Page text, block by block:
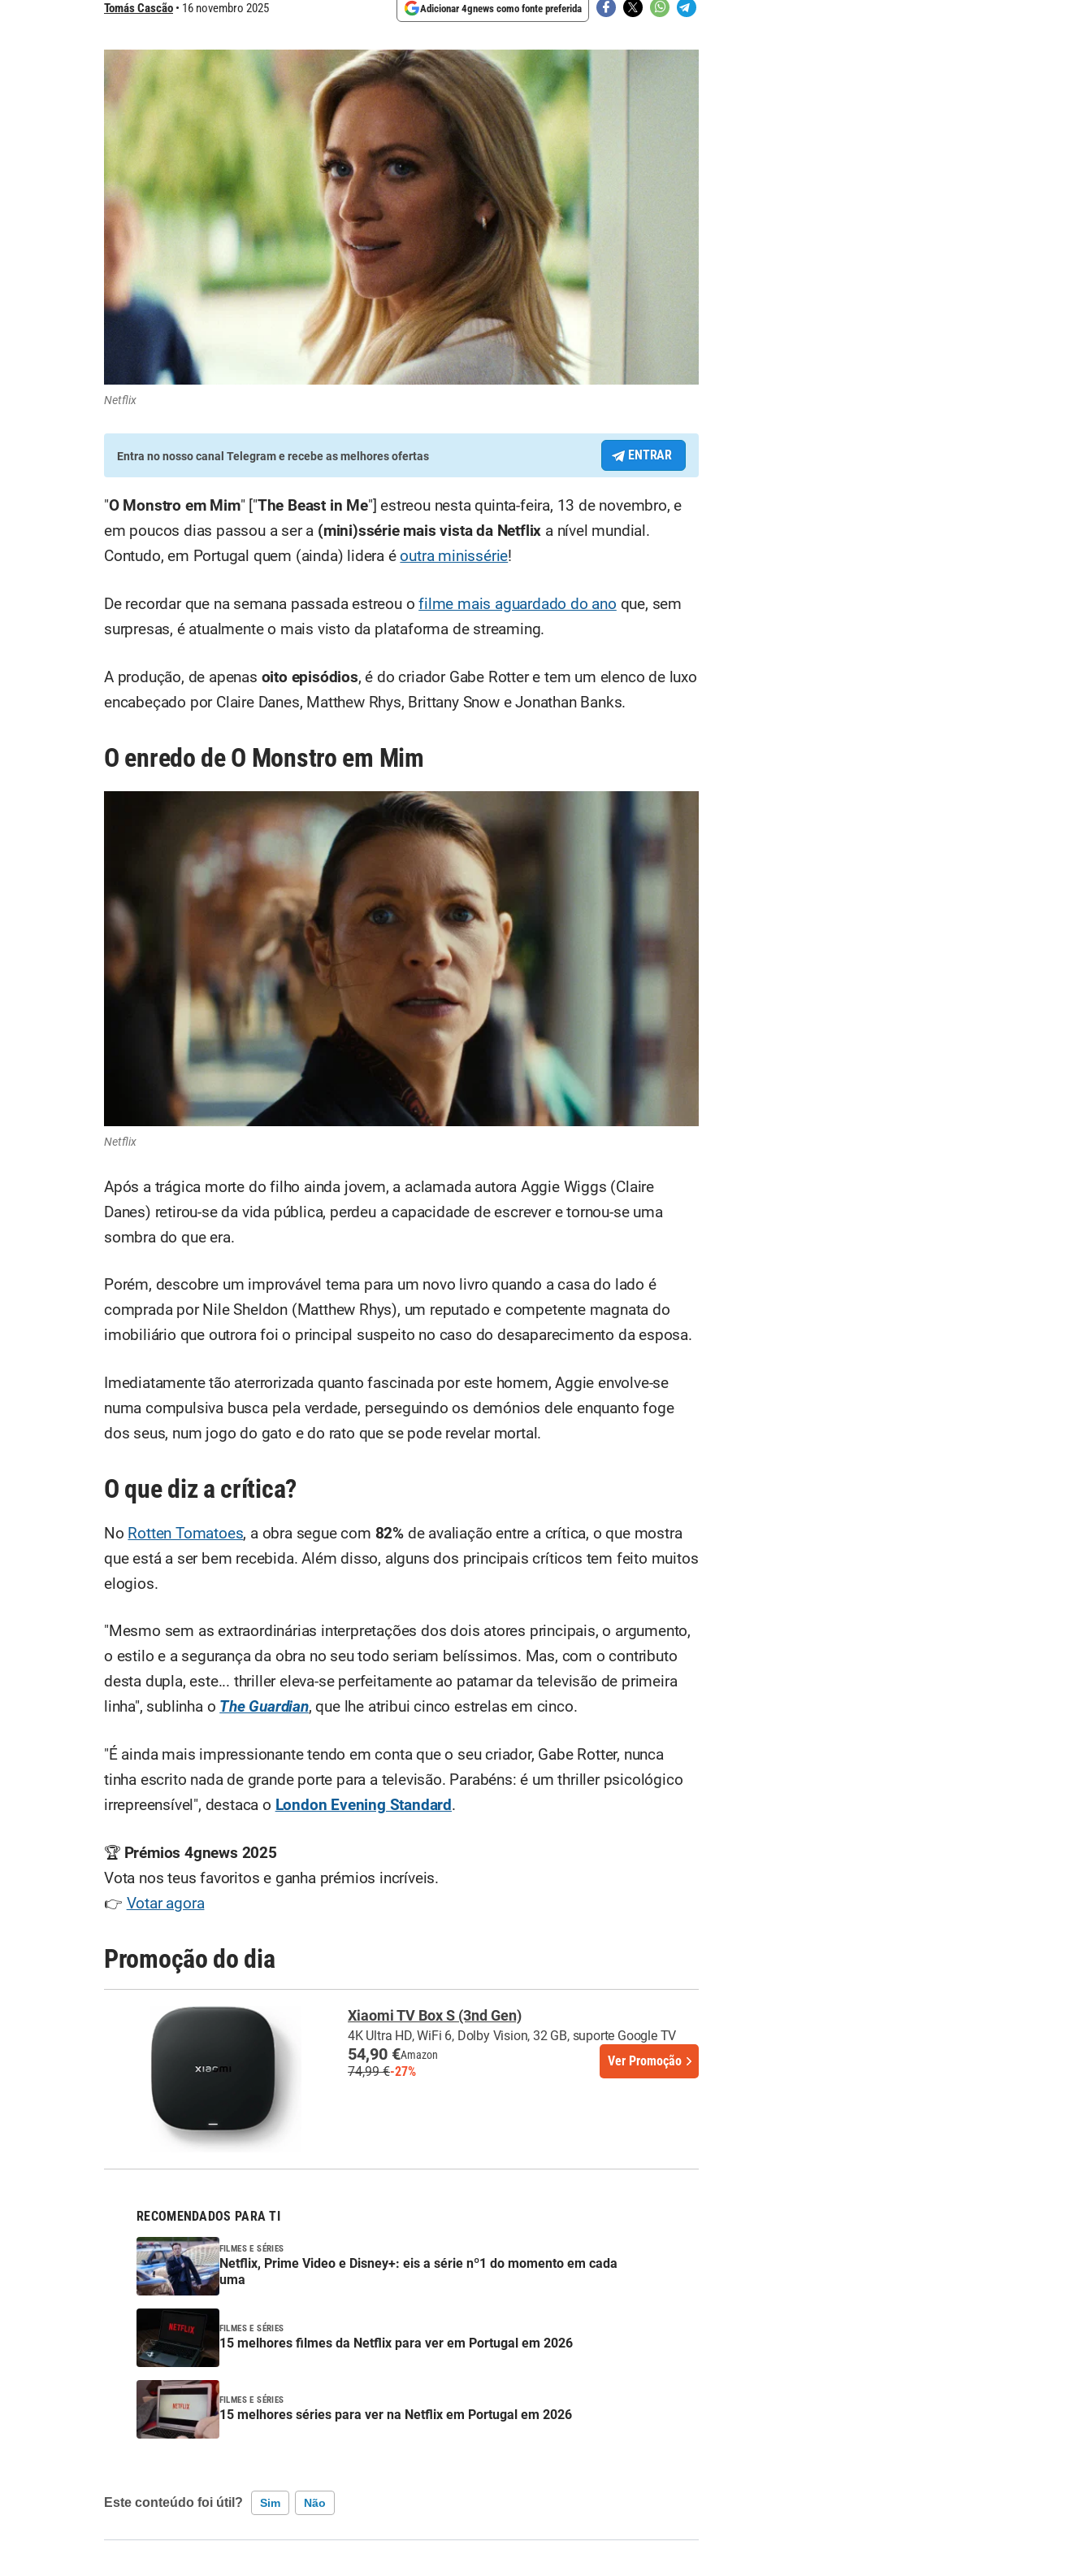
Tomás Cascão 16 novembro 2025 Adicionar 4gnews como fonte preferida
Netflix
Entra no nosso canal Telegrame recebe as melhores ofertas ENTRAR
"O Monstro em Mim" ["The Beast in Me"] estreou nesta quinta-feira, 13 de novembro, e
em poucos dias passou a ser a (mini)ssérie mais vista da Netflix a nível mundial.
Contudo, em Portugal quem (ainda) lidera éoutra minissérie!
De recordar que na semana passada estreou ofilme mais aguardado do ano que, sem
surpresas, é atualmente o mais visto da plataforma de streaming.
A produção, de apenas oito episódios, é do criador Gabe Rotter e tem um elenco de luxo
encabeçado por Claire Danes, Matthew Rhys, Brittany Snow e Jonathan Banks.
O enredo de O Monstro em Mim
Netflix
Após a trágica morte do filho ainda jovem, a aclamada autora Aggie Wiggs (Claire
Danes) retirou-se da vida pública, perdeu a capacidade de escrever e tornou-se uma
sombra do que era.
Porém, descobre um improvável tema para um novo livro quando a casa do lado é
comprada por Nile Sheldon (Matthew Rhys), um reputado e competente magnata do
imobiliário que outrora foi o principal suspeito no caso do desaparecimento da esposa.
Imediatamente tão aterrorizada quanto fascinada por este homem, Aggie envolve-se
numa compulsiva busca pela verdade, perseguindo os demónios dele enquanto foge
dos seus, num jogo do gato e do rato que se pode revelar mortal.
O que diz a crítica?
No Rotten Tomatoes, a obra segue com 82% de avaliação entre a crítica, o que mostra
que está a ser bem recebida. Além disso, alguns dos principais críticos tem feito muitos
elogios.
"Mesmo sem as extraordinárias interpretações dos dois atores principais, o argumento,
o estilo e a segurança da obra no seu todo seriam belíssimos. Mas, com o contributo
desta dupla, este... thriller eleva-se perfeitamente ao patamar da televisão de primeira
linha", sublinha o The Guardian, que lhe atribui cinco estrelas em cinco.
"É ainda mais impressionante tendo em conta que o seu criador, Gabe Rotter, nunca
tinha escrito nada de grande porte para a televisão. Parabéns: é um thriller psicológico
irrepreensível", destaca o London Evening Standard.
🏆 Prémios 4gnews 2025
Vota nos teus favoritos e ganha prémios incríveis.
👉 Votar agora
Promoção do dia
Xiaomi TV Box S (3nd Gen)
4K Ultra HD, WiFi 6, Dolby Vision, 32 GB, suporte Google TV
54,90 €Amazon
74,99 €-27%
Ver Promoção
RECOMENDADOS PARA TI
FILMES E SÉRIES
Netflix, Prime Video e Disney+: eis a série nº1 do momento em cada
uma
FILMES E SÉRIES
15 melhores filmes da Netflix para ver em Portugal em 2026
FILMES E SÉRIES
15 melhores séries para ver na Netflix em Portugal em 2026
Este conteúdo foi útil? Sim Não